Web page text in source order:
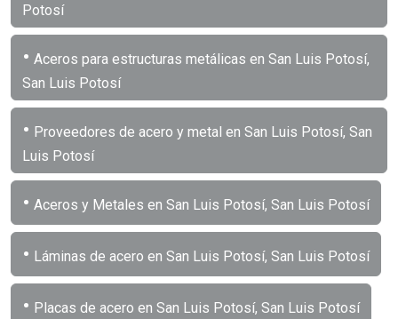
Potosí
• Aceros para estructuras metálicas en San Luis Potosí,
San Luis Potosí
• Proveedores de acero y metal en San Luis Potosí, San
Luis Potosí
• Aceros y Metales en San Luis Potosí, San Luis Potosí
• Láminas de acero en San Luis Potosí, San Luis Potosí
• Placas de acero en San Luis Potosí, San Luis Potosí